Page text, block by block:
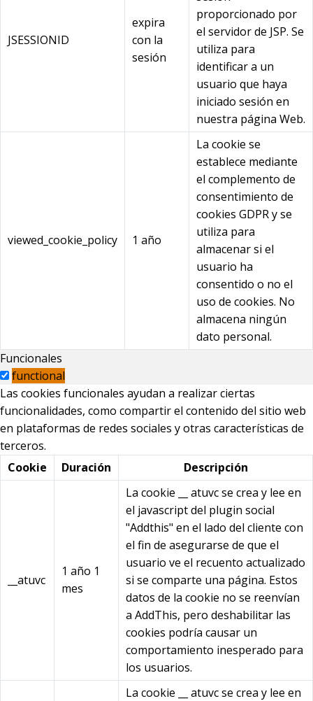
JSESSIONID
expira
con la
sesión
proporcionado por
el servidor de JSP. Se
utiliza para
identificar a un
usuario que haya
iniciado sesión en
nuestra página Web.
viewed_cookie_policy 1 año
La cookie se
establece mediante
el complemento de
consentimiento de
cookies GDPR y se
utiliza para
almacenar si el
usuario ha
consentido o no el
uso de cookies. No
almacena ningún
dato personal.
Funcionales
functional
Las cookies funcionales ayudan a realizar ciertas
funcionalidades, como compartir el contenido del sitio web
en plataformas de redes sociales y otras características de
terceros.
Cookie
Duración Descripción
__atuvc
1 año 1
mes
La cookie __ atuvc se crea y lee en
el javascript del plugin social
"Addthis" en el lado del cliente con
el fin de asegurarse de que el
usuario ve el recuento actualizado
si se comparte una página. Estos
datos de la cookie no se reenvían
a AddThis, pero deshabilitar las
cookies podría causar un
comportamiento inesperado para
los usuarios.
La cookie __ atuvc se crea y lee en